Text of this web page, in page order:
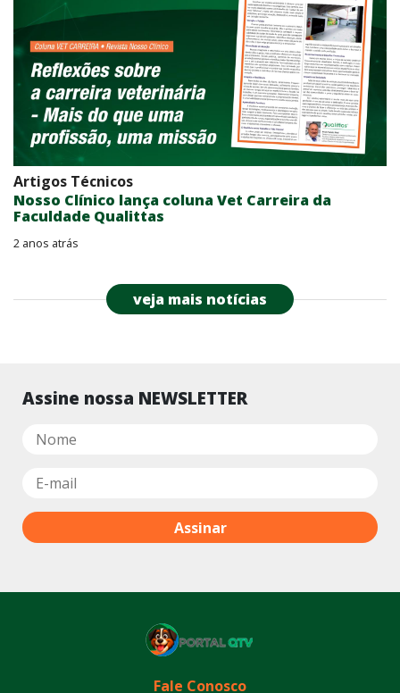
Artigos Técnicos
Nosso Clínico lança coluna Vet Carreira da
Faculdade Qualittas
2 anos atrás
veja mais notícias
Assine nossa NEWSLETTER
Fale Conosco